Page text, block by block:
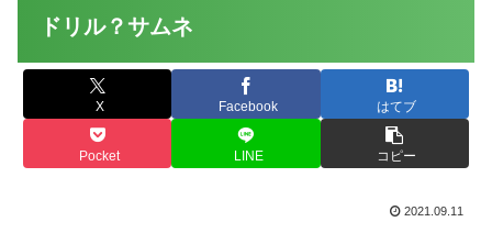
ドリル？サムネ
X Facebook はてブ
Pocket LINE コピー
2021.09.11